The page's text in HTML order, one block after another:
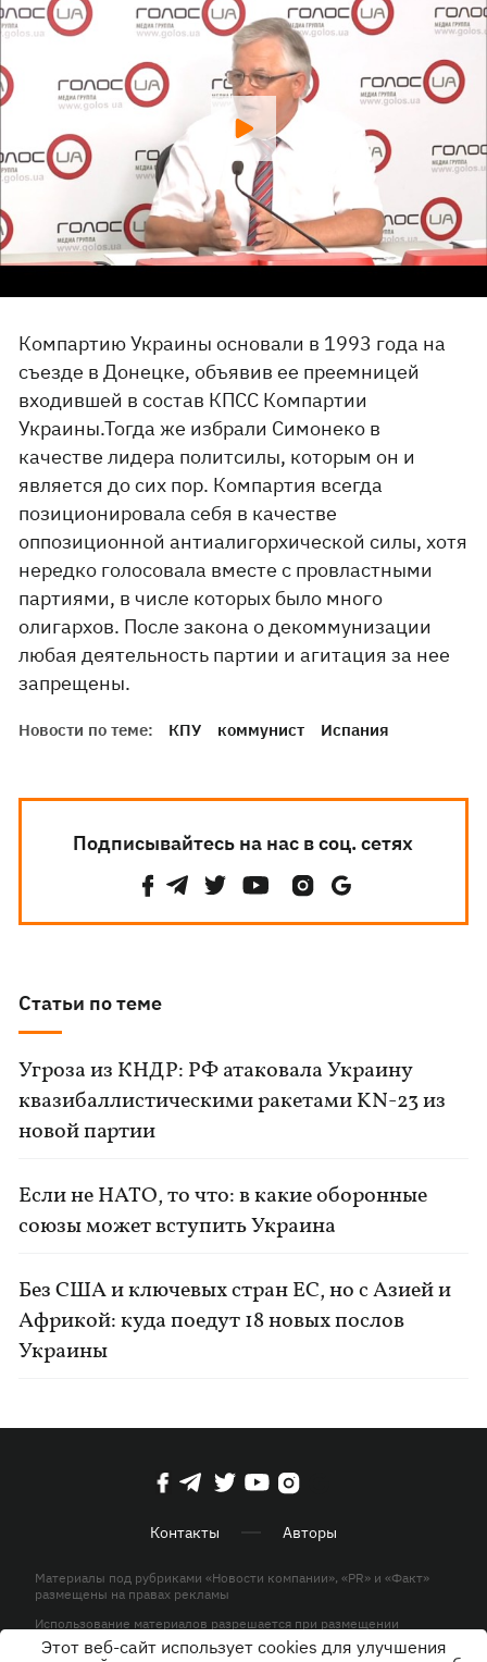
Компартию Украины основали в 1993 года на
съезде в Донецке, объявив ее преемницей
входившей в состав КПСС Компартии
Украины.Тогда же избрали Симонеко в
качестве лидера политсилы, которым он и
является до сих пор. Компартия всегда
позиционировала себя в качестве
оппозиционной антиалигорхической силы, хотя
нередко голосовала вместе с провластными
партиями, в числе которых было много
олигархов. После закона о декоммунизации
любая деятельность партии и агитация за нее
запрещены.
Новости по теме: КПУ коммунист Испания
Подписывайтесь на нас в соц. сетях
Статьи по теме
Угроза из КНДР: РФ атаковала Украину
квазибаллистическими ракетами KN-23 из
новой партии
Если не НАТО, то что: в какие оборонные
союзы может вступить Украина
Без США и ключевых стран ЕС, но с Азией и
Африкой: куда поедут 18 новых послов
Украины
Контакты Авторы
Материалы под рубриками «Новости компании», «PR» и «Факт»
размещены на правах рекламы
Использование материалов разрешается при размещении
активной гиперссылки на KP.UA в первом абзаце.
Этот веб-сайт использует cookies для улучшения